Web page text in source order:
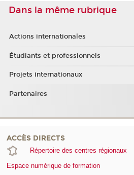
Dans la même rubrique
Actions internationales
Étudiants et professionnels
Projets internationaux
Partenaires
ACCÈS DIRECTS
Répertoire des centres régionaux
Espace numérique de formation